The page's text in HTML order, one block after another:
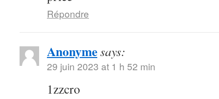
Répondre
Anonymesays:
29 juin 2023 at 1 h 52 min
1zzcro